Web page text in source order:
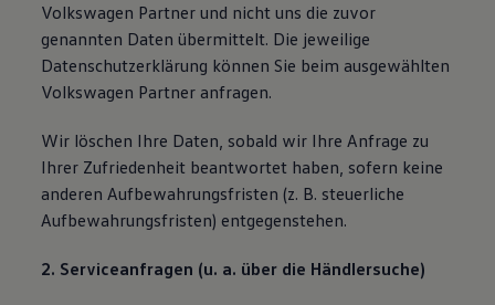
Volkswagen Partner und nicht uns die zuvor
genannten Daten übermittelt. Die jeweilige
Datenschutzerklärung können Sie beim ausgewählten
Volkswagen Partner anfragen.
Wir löschen Ihre Daten, sobald wir Ihre Anfrage zu
Ihrer Zufriedenheit beantwortet haben, sofern keine
anderen Aufbewahrungsfristen (z. B. steuerliche
Aufbewahrungsfristen) entgegenstehen.
2. Serviceanfragen (u. a. über die Händlersuche)